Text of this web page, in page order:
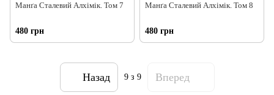
Манґа Сталевий Алхімік. Том 7
480 грн
Манґа Сталевий Алхімік. Том 8
480 грн
Назад 9з 9 Вперед